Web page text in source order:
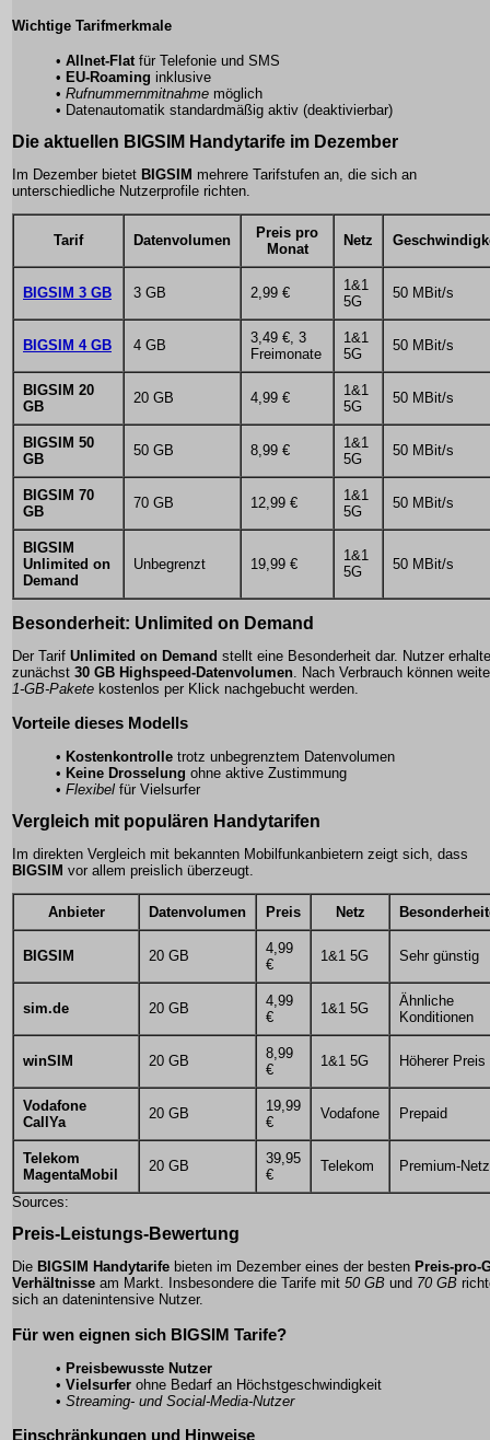
Wichtige Tarifmerkmale
• Allnet-Flatfür Telefonie und SMS
• EU-Roaming inklusive
• Rufnummernmitnahme möglich
• Datenautomatik standardmäßig aktiv (deaktivierbar)
Die aktuellen BIGSIM Handytarife im Dezember
Im Dezember bietet BIGSIM mehrere Tarifstufen an, die sich an
unterschiedliche Nutzerprofile richten.
Tarif Datenvolumen
Preis pro
Monat
Netz
BIGSIM 3 GB 3 GB 2,99 €
1&1
5G
50 MBit/s
BIGSIM 4 GB 4 GB
3,49 €, 3
Freimonate
1&1
5G
50 MBit/s
BIGSIM 20
GB
20 GB 4,99 €
1&1
5G
50 MBit/s
BIGSIM 50
GB
50 GB 8,99 €
1&1
5G
50 MBit/s
BIGSIM 70
GB
70 GB 12,99 €
1&1
5G
50 MBit/s
BIGSIM
Unlimited on
Demand
Unbegrenzt 19,99 €
1&1
5G
50 MBit/s
Besonderheit: Unlimited on Demand
Der Tarif Unlimited on Demand stellt eine Besonderheit dar. Nutzer
zunächst 30 GB Highspeed-Datenvolumen. Nach Verbrauch können
1-GB-Pakete kostenlos per Klick nachgebucht werden.
Vorteile dieses Modells
• Kostenkontrolle trotz unbegrenztem Datenvolumen
• Keine Drosselung ohne aktive Zustimmung
• Flexibel für Vielsurfer
Vergleich mit populären Handytarifen
Im direkten Vergleich mit bekannten Mobilfunkanbietern zeigt sich, dass
BIGSIM vor allem preislich überzeugt.
Anbieter Datenvolumen Preis Netz
BIGSIM 20 GB
4,99
€
1&1 5G Sehr günstig
sim.de 20 GB
4,99
€
1&1 5G
Ähnliche
Konditionen
winSIM 20 GB
8,99
€
1&1 5G Höherer Preis
Vodafone
CallYa
20 GB
19,99
€
Vodafone Prepaid
Telekom
MagentaMobil
20 GB
39,95
€
Telekom Premium-Netz
Sources:
Preis-Leistungs-Bewertung
Die BIGSIM Handytarife bieten im Dezember eines der besten Preis-pro-
Verhältnisse am Markt. Insbesondere die Tarife mit 50 GB und 70 GB
sich an datenintensive Nutzer.
Für wen eignen sich BIGSIM Tarife?
• Preisbewusste Nutzer
• Vielsurfer ohne Bedarf an Höchstgeschwindigkeit
• Streaming- und Social-Media-Nutzer
Einschränkungen und Hinweise